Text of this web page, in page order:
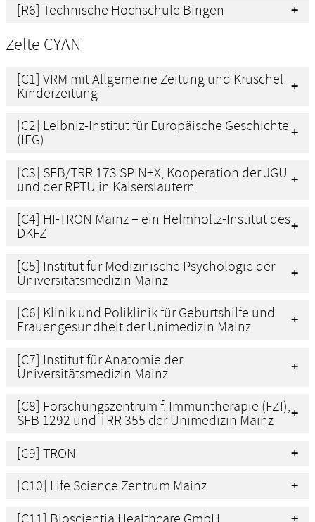
[R6] Technische Hochschule Bingen
Zelte CYAN
[C1] VRM mit Allgemeine Zeitung und Kruschel
Kinderzeitung
[C2] Leibniz-Institut für Europäische Geschichte
(IEG)
[C3] SFB/TRR 173 SPIN+X, Kooperation der JGU
und der RPTU in Kaiserslautern
[C4] HI-TRON Mainz – ein Helmholtz-Institut des
DKFZ
[C5] Institut für Medizinische Psychologie der
Universitätsmedizin Mainz
[C6] Klinik und Poliklinik für Geburtshilfe und
Frauengesundheit der Unimedizin Mainz
[C7] Institut für Anatomie der
Universitätsmedizin Mainz
[C8] Forschungszentrum f. Immuntherapie (FZI),
SFB 1292 und TRR 355 der Unimedizin Mainz
[C9] TRON
[C10] Life Science Zentrum Mainz